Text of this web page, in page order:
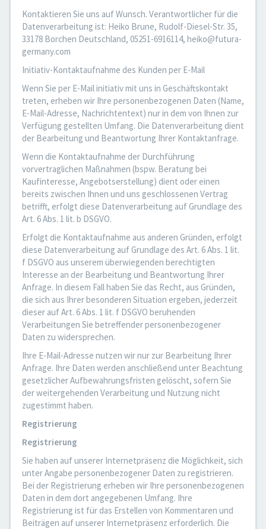
Kontaktieren Sie uns auf Wunsch. Verantwortlicher für die
Datenverarbeitung ist: Heiko Brune, Rudolf-Diesel-Str. 35,
33178 Borchen Deutschland, 05251-6916114, heiko@futura-
germany.com
Initiativ-Kontaktaufnahme des Kunden per E-Mail
Wenn Sie per E-Mail initiativ mit uns in Geschäftskontakt
treten, erheben wir Ihre personenbezogenen Daten (Name,
E-Mail-Adresse, Nachrichtentext) nur in dem von Ihnen zur
Verfügung gestellten Umfang. Die Datenverarbeitung dient
der Bearbeitung und Beantwortung Ihrer Kontaktanfrage.
Wenn die Kontaktaufnahme der Durchführung
vorvertraglichen Maßnahmen (bspw. Beratung bei
Kaufinteresse, Angebotserstellung) dient oder einen
bereits zwischen Ihnen und uns geschlossenen Vertrag
betrifft, erfolgt diese Datenverarbeitung auf Grundlage des
Art. 6 Abs. 1 lit. b DSGVO.
Erfolgt die Kontaktaufnahme aus anderen Gründen, erfolgt
diese Datenverarbeitung auf Grundlage des Art. 6 Abs. 1 lit.
f DSGVO aus unserem überwiegenden berechtigten
Interesse an der Bearbeitung und Beantwortung Ihrer
Anfrage. In diesem Fall haben Sie das Recht, aus Gründen,
die sich aus Ihrer besonderen Situation ergeben, jederzeit
dieser auf Art. 6 Abs. 1 lit. f DSGVO beruhenden
Verarbeitungen Sie betreffender personenbezogener
Daten zu widersprechen.
Ihre E-Mail-Adresse nutzen wir nur zur Bearbeitung Ihrer
Anfrage. Ihre Daten werden anschließend unter Beachtung
gesetzlicher Aufbewahrungsfristen gelöscht, sofern Sie
der weitergehenden Verarbeitung und Nutzung nicht
zugestimmt haben.
Registrierung
Registrierung
Sie haben auf unserer Internetpräsenz die Möglichkeit, sich
unter Angabe personenbezogener Daten zu registrieren.
Bei der Registrierung erheben wir Ihre personenbezogenen
Daten in dem dort angegebenen Umfang. Ihre
Registrierung ist für das Erstellen von Kommentaren und
Beiträgen auf unserer Internetpräsenz erforderlich. Die